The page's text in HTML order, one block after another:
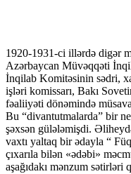
1920-1931-ci illərdə digər
Azərbaycan Müvəqqəti
İnqilab Komitəsinin sədri,
işləri komissarı, Bakı
fəaliiyəti dönəmində
Bu “divantutmalarda” bir
şəxsən gülələmişdi.
vaxtı yaltaq bir ədayla “
çıxarıla bilən «ədəbi»
aşağıdakı mənzum sətirləri